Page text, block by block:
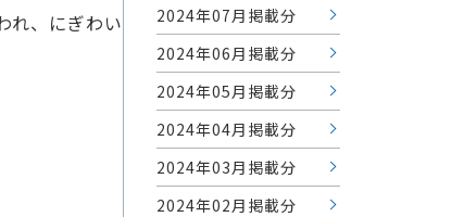
れ、にぎわい
2024年07月掲載分
2024年06月掲載分
2024年05月掲載分
2024年04月掲載分
2024年03月掲載分
2024年02月掲載分